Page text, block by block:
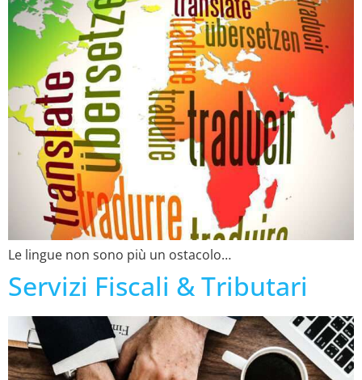
Le lingue non sono più un ostacolo…
Servizi Fiscali & Tributari